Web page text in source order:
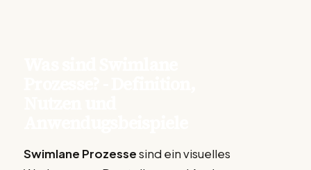
Swimlane Prozessesind ein visuelles